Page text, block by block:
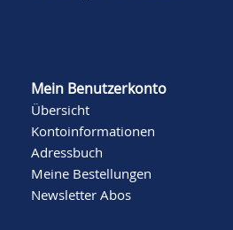
Mein Benutzerkonto
Übersicht
Kontoinformationen
Adressbuch
Meine Bestellungen
Newsletter Abos